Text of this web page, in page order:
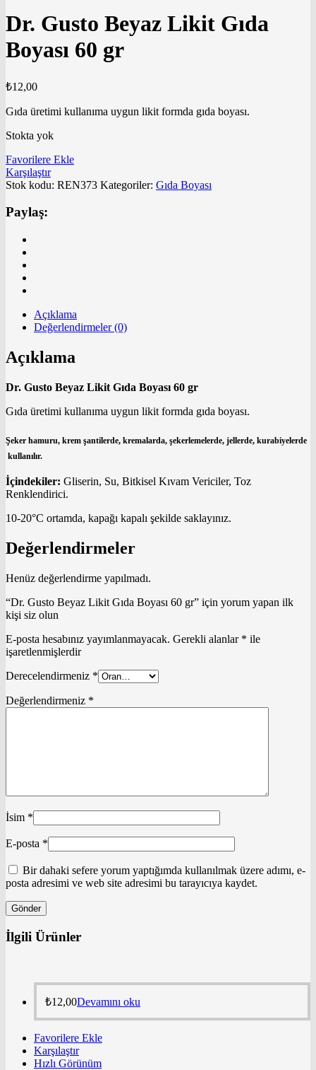
Dr. Gusto Beyaz Likit Gıda
Boyası 60 gr
₺12,00
Gıda üretimi kullanıma uygun likit formda gıda boyası.
Stokta yok
Favorilere Ekle
Karşılaştır
Stok kodu: REN373 Kategoriler: Gıda Boyası
Paylaş:
Açıklama
Değerlendirmeler (0)
Açıklama
Dr. Gusto Beyaz Likit Gıda Boyası 60 gr
Gıda üretimi kullanıma uygun likit formda gıda boyası.
Şeker hamuru, krem şantilerde, kremalarda, şekerlemelerde, jellerde, kurabiyelerde
kullanılır.
İçindekiler: Gliserin, Su, Bitkisel Kıvam Vericiler, Toz
Renklendirici.
10-20°C ortamda, kapağı kapalı şekilde saklayınız.
Değerlendirmeler
Henüz değerlendirme yapılmadı.
“Dr. Gusto Beyaz Likit Gıda Boyası 60 gr” için yorum yapan ilk
kişi siz olun
E-posta hesabınız yayımlanmayacak. Gerekli alanlar * ile
işaretlenmişlerdir
Derecelendirmeniz *
Değerlendirmeniz *
İsim *
E-posta *
Bir dahaki sefere yorum yaptığımda kullanılmak üzere adımı, e-
posta adresimi ve web site adresimi bu tarayıcıya kaydet.
İlgili Ürünler
₺12,00Devamını oku
Favorilere Ekle
Karşılaştır
Hızlı Görünüm